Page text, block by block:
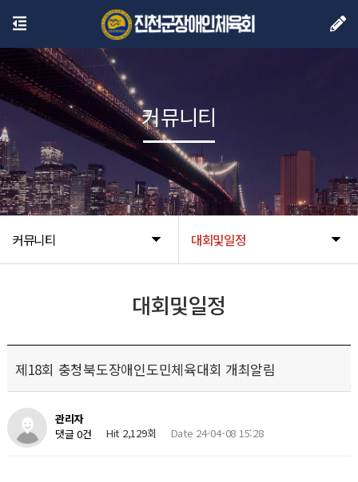
커뮤니티 대회및일정
커뮤니티
대회및일정
제18회 충청북도장애인도민체육대회 개최알림
관리자
댓글 0건
Hit 2,129회 Date 24-04-08 15:28